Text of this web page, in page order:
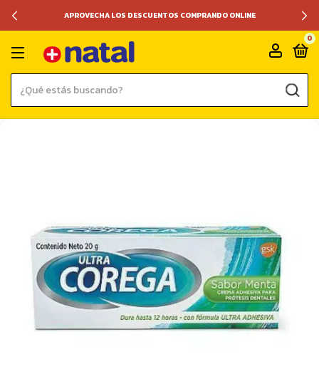
APROVECHA LOS DESCUENTOS COMPRANDO ONLINE
0